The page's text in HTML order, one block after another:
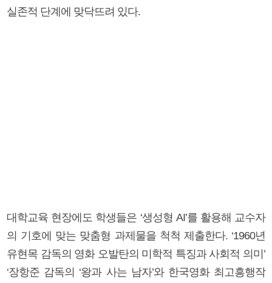
실존적 단계에 맞닥뜨려 있다.
대학교육 현장에도 학생들은 ‘생성형 AI’를 활용해 교수자
의 기호에 맞는 맞춤형 과제물을 척척 제출한다. ‘1960년
유현목 감독의 영화 오발탄의 미학적 특징과 사회적 의미’
‘장항준 감독의 ‘왕과 사는 남자’와 한국영화 최고흥행작